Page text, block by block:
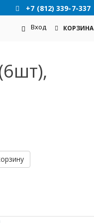
+7 (812) 339-7-337
Вход КОРЗИНА